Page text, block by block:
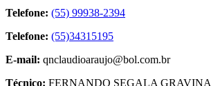
Telefone: (55) 99938-2394
Telefone: (55)34315195
E-mail: qnclaudioaraujo@bol.com.br
Técnico: FERNANDO SEGALA GRAVINA